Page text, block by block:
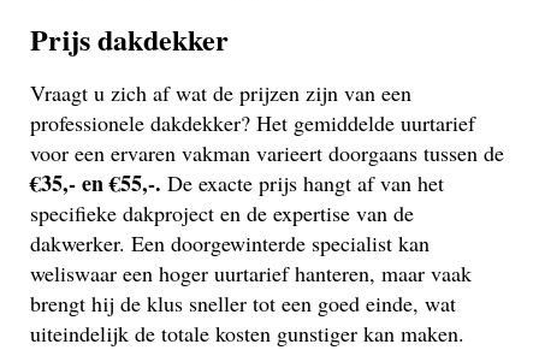
Prijs dakdekker
Vraagt u zich af wat de prijzen zijn van een
professionele dakdekker? Het gemiddelde uurtarief
voor een ervaren vakman varieert doorgaans tussen de
€35,- en €55,-. De exacte prijs hangt af van het
specifieke dakproject en de expertise van de
dakwerker. Een doorgewinterde specialist kan
weliswaar een hoger uurtarief hanteren, maar vaak
brengt hij de klus sneller tot een goed einde, wat
uiteindelijk de totale kosten gunstiger kan maken.